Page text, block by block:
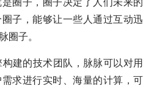
子，能够让一些人通过互动迅
圈子。
建的技术团队，脉脉可以对用
求进行实时、海量的计算，可